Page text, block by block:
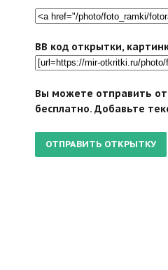
BB код открытки,
Вы можете отправить
бесплатно. Добавьте